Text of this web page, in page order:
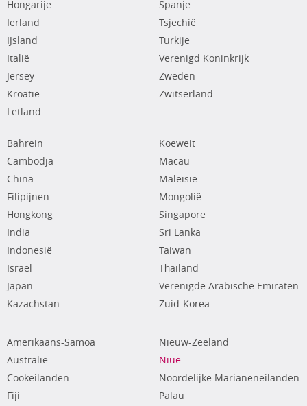
Hongarije
Ierland
IJsland
Italië
Jersey
Kroatië
Letland
Spanje
Tsjechië
Turkije
Verenigd Koninkrijk
Zweden
Zwitserland
Bahrein
Cambodja
China
Filipijnen
Hongkong
India
Indonesië
Israël
Japan
Kazachstan
Koeweit
Macau
Maleisië
Mongolië
Singapore
Sri Lanka
Taiwan
Thailand
Verenigde Arabische Emiraten
Zuid-Korea
Amerikaans-Samoa
Australië
Cookeilanden
Fiji
Nieuw-Zeeland
Niue
Noordelijke Marianeneilanden
Palau